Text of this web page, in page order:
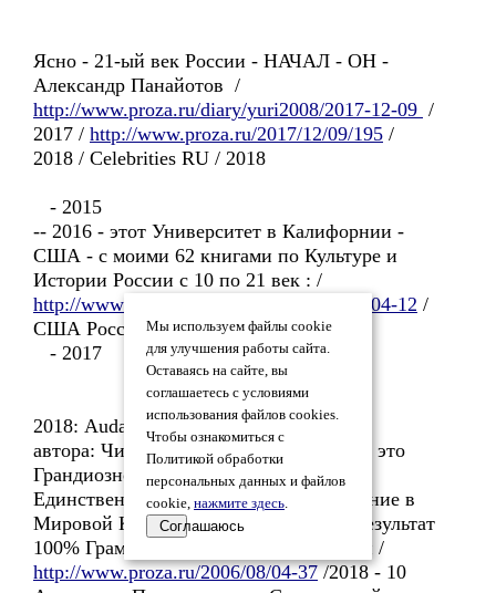
Ясно - 21-ый век России - НАЧАЛ - ОН -
Александр Панайотов /
http://www.proza.ru/diary/yuri2008/2017-12-09 /
2017 / http://www.proza.ru/2017/12/09/195 /
2018 / Celebrities RU / 2018
- 2015
-- 2016 - этот Университет в Калифорнии -
США - с моими 62 книгами по Культуре и
Истории России с 10 по 21 век : /
http://www.proza.ru/diary/yuri2008/2016-04-12 /
США Россия Австралия / 2017
- 2017
2018: Audax at Fidelis - 3, 290 - текстов
автора: Читателей: 130, 000: Проза.ру - это
Грандиозное Интелллектуальное и
Единственное на планете Земля - Явление в
Мировой Культурологии из России - Результат
100% Грамотности Населения в России /
http://www.proza.ru/2006/08/04-37/2018 - 10
Мы используем файлы cookie
для улучшения работы сайта.
Оставаясь на сайте, вы
соглашаетесь с условиями
использования файлов cookies.
Чтобы ознакомиться с
Политикой обработки
персональных данных и файлов
cookie, нажмите здесь.
Соглашаюсь